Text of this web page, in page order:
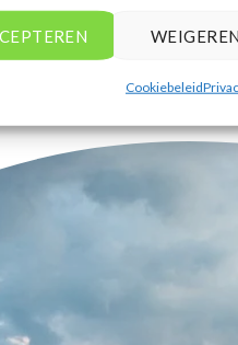
WEIGEREN
Cookiebeleid